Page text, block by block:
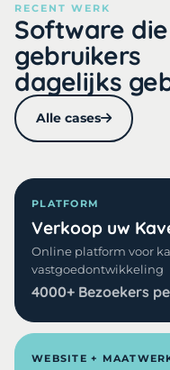
RECENT WERK
Software
gebruikers
dagelijks
Alle cases
PLATFORM
Verkoop uw
Online platform voor
vastgoedontwikkeling
4000+ Bezoekers
WEBSITE +